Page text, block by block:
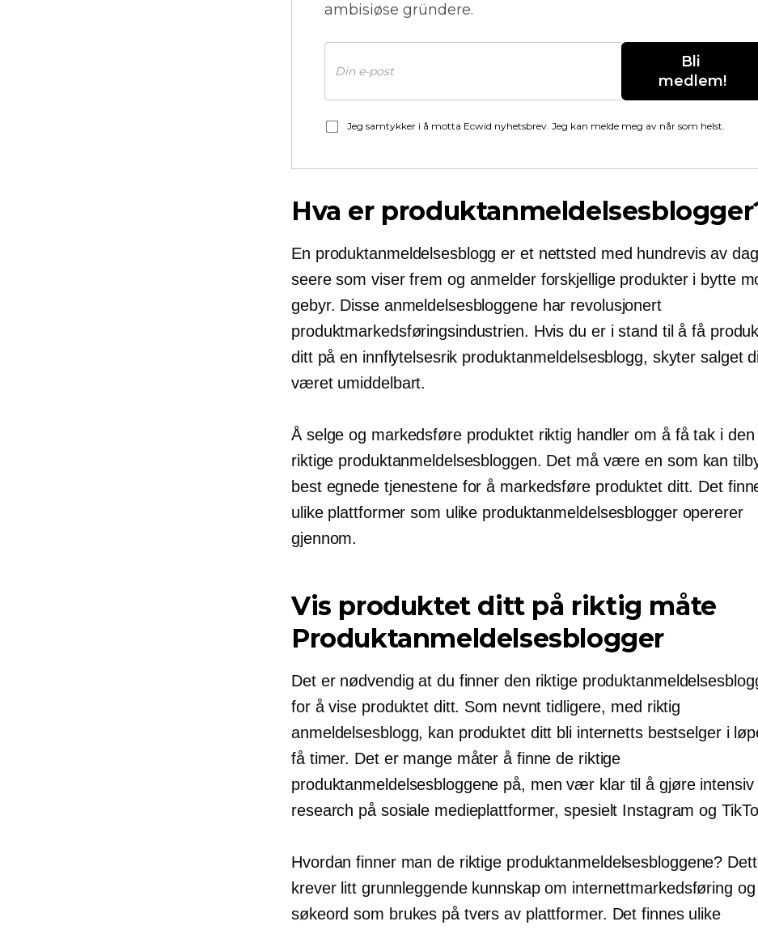
ambisiøse gründere.
Bli
medlem!
Jeg samtykker i å motta Ecwid nyhetsbrev. Jeg kan melde meg av når som helst.
Hva er
En produktanmeldelsesblogg er et nettsted med hundrevis av
seere som viser frem og anmelder forskjellige produkter i bytte
gebyr. Disse anmeldelsesbloggene har revolusjonert
produktmarkedsføringsindustrien. Hvis du er i stand til å få
ditt på en innflytelsesrik produktanmeldelsesblogg, skyter salget
været umiddelbart.
Å selge og markedsføre produktet riktig handler om å få tak i den
riktige produktanmeldelsesbloggen. Det må være en som kan
best egnede tjenestene for å markedsføre produktet ditt. Det
ulike plattformer som ulike produktanmeldelsesblogger opererer
gjennom.
Vis produktet ditt på riktig måte
Produktanmeldelsesblogger
Det er nødvendig at du finner den riktige
for å vise produktet ditt. Som nevnt tidligere, med riktig
anmeldelsesblogg, kan produktet ditt bli internetts bestselger i
få timer. Det er mange måter å finne de riktige
produktanmeldelsesbloggene på, men vær klar til å gjøre intensiv
research på sosiale medieplattformer, spesielt Instagram og
Hvordan finner man de riktige produktanmeldelsesbloggene?
krever litt grunnleggende kunnskap om internettmarkedsføring og
søkeord som brukes på tvers av plattformer. Det finnes ulike